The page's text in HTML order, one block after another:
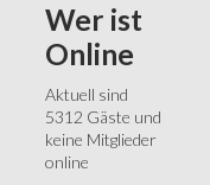
Wer ist
Online
Aktuell sind
5312 Gäste und
keine Mitglieder
online